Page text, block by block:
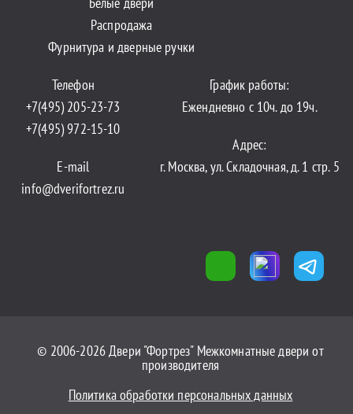
Распродажа
Фурнитура и дверные ручки
Телефон
+7(495) 205-23-73
+7(495) 972-15-10
E-mail
info@dverifortrez.ru
График работы:
Ежендневно с 10ч. до 19ч.
Адрес:
г. Москва, ул. Складочная, д. 1 стр. 5
© 2006-2026 Двери "Фортрез" Межкомнатные двери от
производителя
Политика обработки персональных данных